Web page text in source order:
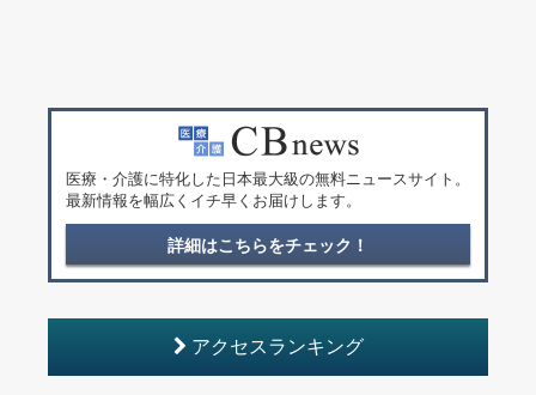
医療・介護に特化した日本最大級の無料ニュースサイト。
最新情報を幅広くイチ早くお届けします。
詳細はこちらをチェック！
アクセスランキング